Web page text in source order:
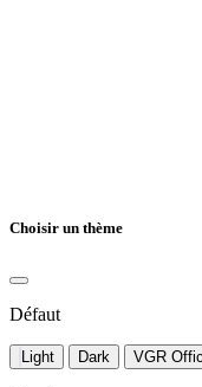
Choisir un thème
Défaut
Light Dark VGR